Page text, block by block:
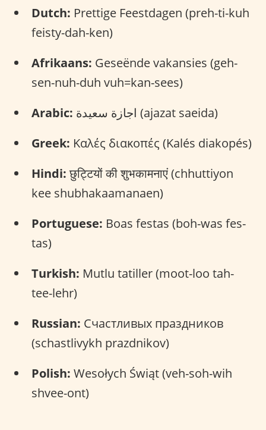
Dutch: Prettige Feestdagen (preh-ti-kuh
feisty-dah-ken)
Afrikaans: Geseënde vakansies (geh-
sen-nuh-duh vuh=kan-sees)
Arabic:
اجازة سعيدة (ajazat saeida)
Greek: Καλές διακοπές (Kalés diakopés)
Hindi:छुट्टियों की शुभकामनाएं (chhuttiyon
kee shubhakaamanaen)
Portuguese: Boas festas (boh-was fes-
tas)
Turkish: Mutlu tatiller (moot-loo tah-
tee-lehr)
Russian: Счастливых праздников
(schastlivykh prazdnikov)
Polish: Wesołych Świąt (veh-soh-wih
shvee-ont)